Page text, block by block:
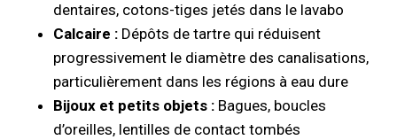
dentaires, cotons-tiges jetés dans le lavabo
Calcaire : Dépôts de tartre qui réduisent
progressivement le diamètre des canalisations,
particulièrement dans les régions à eau dure
Bijoux et petits objets : Bagues, boucles
d’oreilles, lentilles de contact tombés